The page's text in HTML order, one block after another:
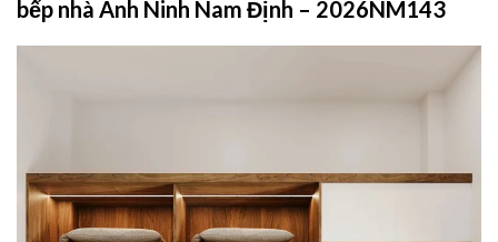
bếp nhà Anh Ninh Nam Định – 2026NM143